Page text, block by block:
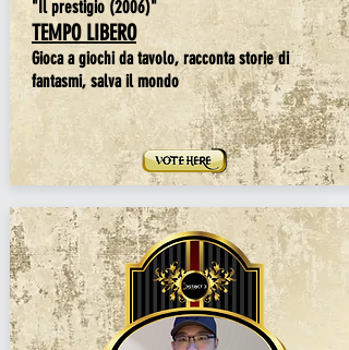
"Il prestigio (2006)"
TEMPO LIBERO
Gioca a giochi da tavolo, racconta storie di
fantasmi, salva il mondo